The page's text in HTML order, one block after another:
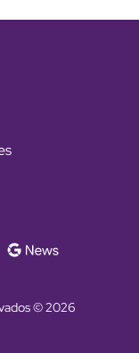
© 2026